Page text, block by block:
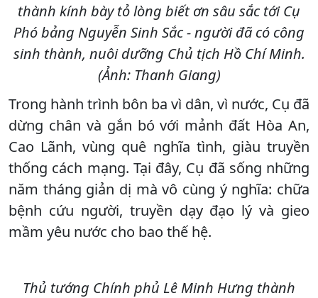
thành kính bày tỏ lòng biết ơn sâu sắc tới Cụ
Phó bảng Nguyễn Sinh Sắc - người đã có công
sinh thành, nuôi dưỡng Chủ tịch Hồ Chí Minh.
(Ảnh: Thanh Giang)
Trong hành trình bôn ba vì dân, vì nước, Cụ đã
dừng chân và gắn bó với mảnh đất Hòa An,
Cao Lãnh, vùng quê nghĩa tình, giàu truyền
thống cách mạng. Tại đây, Cụ đã sống những
năm tháng giản dị mà vô cùng ý nghĩa: chữa
bệnh cứu người, truyền dạy đạo lý và gieo
mầm yêu nước cho bao thế hệ.
Thủ tướng Chính phủ Lê Minh Hưng thành